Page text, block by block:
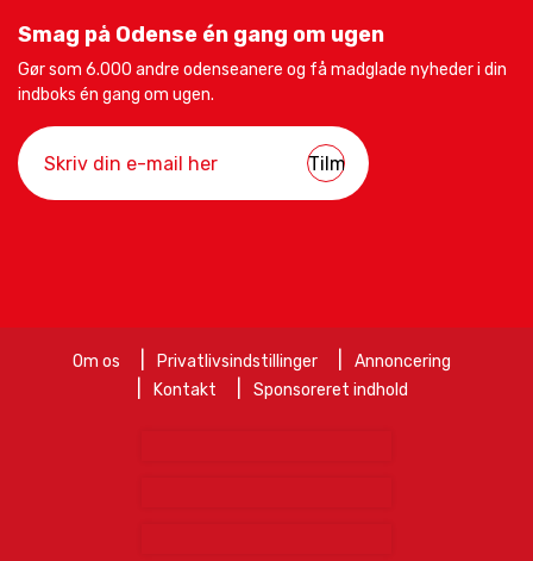
Smag på Odense én gang om ugen
Gør som 6.000 andre odenseanere og få madglade nyheder i din
indboks én gang om ugen.
Om os Privatlivsindstillinger
Annoncering
Kontakt
Sponsoreret indhold